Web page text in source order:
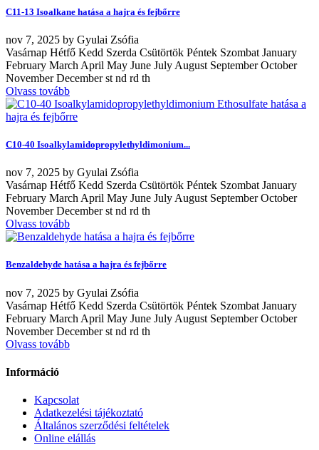
C11-13 Isoalkane hatása a hajra és fejbőrre
nov 7, 2025 by Gyulai Zsófia
Vasárnap Hétfő Kedd Szerda Csütörtök Péntek Szombat January
February March April May June July August September October
November December st nd rd th
Olvass tovább
C10-40 Isoalkylamidopropylethyldimonium...
nov 7, 2025 by Gyulai Zsófia
Vasárnap Hétfő Kedd Szerda Csütörtök Péntek Szombat January
February March April May June July August September October
November December st nd rd th
Olvass tovább
Benzaldehyde hatása a hajra és fejbőrre
nov 7, 2025 by Gyulai Zsófia
Vasárnap Hétfő Kedd Szerda Csütörtök Péntek Szombat January
February March April May June July August September October
November December st nd rd th
Olvass tovább
Információ
Kapcsolat
Adatkezelési tájékoztató
Általános szerződési feltételek
Online elállás